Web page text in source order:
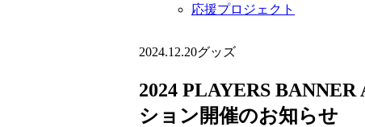
応援プロジェクト
2024.12.20グッズ
2024 PLAYERS
ション開催のお知らせ